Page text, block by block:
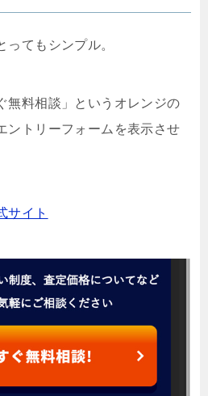
ってもシンプル。
無料相談」というオレンジの
ントリーフォームを表示させ
サイト